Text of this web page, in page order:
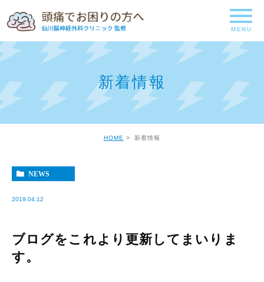
新着情報
HOME 新着情報
NEWS
2019.04.12
ブログをこれより更新してまいりま
す。